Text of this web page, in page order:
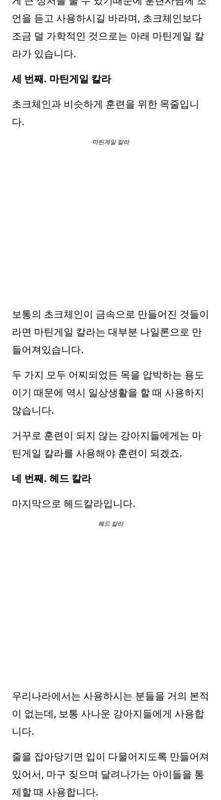
언을 듣고 사용하시길 바라며, 초크체인보다
조금 덜 가학적인 것으로는 아래 마틴게일 칼
라가 있습니다.
세 번째. 마틴게일 칼라
초크체인과 비슷하게 훈련을 위한 목줄입니
다.
마틴게일 칼라
보통의 초크체인이 금속으로 만들어진 것들이
라면 마틴게일 칼라는 대부분 나일론으로 만
들어져있습니다.
두 가지 모두 어찌되었든 목을 압박하는 용도
이기 때문에 역시 일상생활을 할 때 사용하지
않습니다.
거꾸로 훈련이 되지 않는 강아지들에게는 마
틴게일 칼라를 사용해야 훈련이 되겠죠.
네 번째. 헤드 칼라
마지막으로 헤드칼라입니다.
헤드 칼라
우리나라에서는 사용하시는 분들을 거의 본적
이 없는데, 보통 사나운 강아지들에게 사용합
니다.
줄을 잡아당기면 입이 다물어지도록 만들어져
있어서, 마구 짖으며 달려나가는 아이들을 통
제할 때 사용합니다.